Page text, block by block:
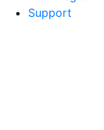
Support